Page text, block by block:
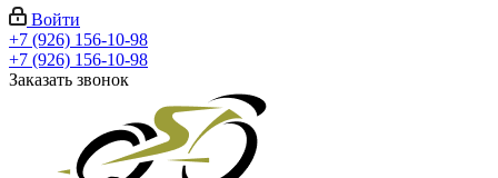
Войти
+7 (926) 156-10-98
+7 (926) 156-10-98
Заказать звонок